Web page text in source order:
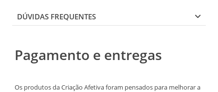
DÚVIDAS FREQUENTES
Pagamento e entregas
Os produtos da Criação Afetiva foram pensados para melhorar a